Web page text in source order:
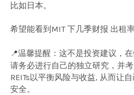
比如日本。
希望能看到MIT 下几季财报 出租
📍温馨提醒：这不是投资建议，
请务必进行自己的独立研究，并
REITs以平衡风险与收益, 从而让
安全。